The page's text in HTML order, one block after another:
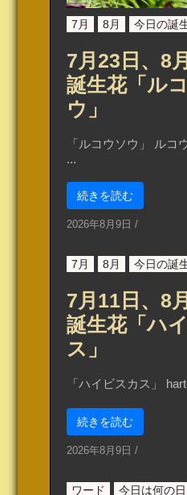
7月 8月 今日の誕
7月23日、8
誕生花「ル
ウ」
「ルコウソウ」 ルコ
...
続きを読む
2026年8月9日 /
7月 8月 今日の誕
7月11日、8
誕生花「ハ
ス」
「ハイビスカス」
続きを読む
2026年8月9日 /
ワード 今日は何の日